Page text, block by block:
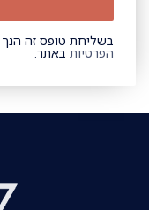
בשליחת טופס זה
הפרטיות באתר.